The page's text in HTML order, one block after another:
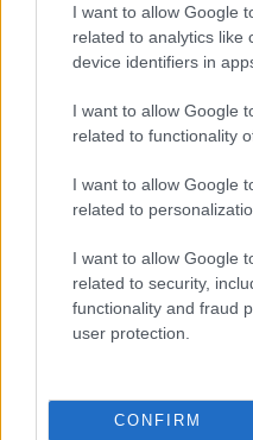
I want to allow Google
related to analytics like
device identifiers in
I want to allow Google
related to functionality
I want to allow Google
related to
I want to allow Google
related to security,
functionality and fraud
user protection.
CONFIRM
ΠΕΡΙΒΑΛΛΟΝ06·08·2026 16:16
Οι καρχαρίες τίγρεις
σκυλιά,
πινακίδες